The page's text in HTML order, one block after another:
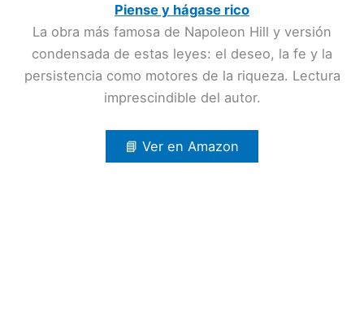
Piense y hágase rico
La obra más famosa de Napoleon Hill y versión
condensada de estas leyes: el deseo, la fe y la
persistencia como motores de la riqueza. Lectura
imprescindible del autor.
📘 Ver en Amazon